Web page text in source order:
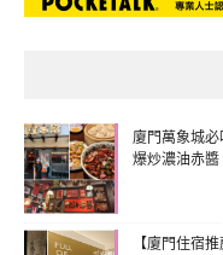
廈門萬象城
爆炒濃油赤醬
【廈門住宿